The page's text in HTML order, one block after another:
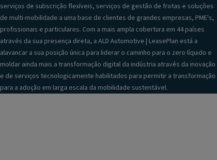
serviços de subscrição flexíveis, serviços de gestão de frotas e soluções
de multi-mobilidade a uma base de clientes de grandes empresas, PME's,
profissionais e particulares. Com a mais ampla cobertura em 44 países
através da sua presença direta, a ALD Automotive | LeasePlan está a
alavancar a sua posição única para liderar o caminho para o zero líquido e
moldar ainda mais a transformação digital da indústria através da inovação
e de serviços tecnologicamente habilitados para permitir a transformação
para a adoção em larga escala da mobilidade sustentável.